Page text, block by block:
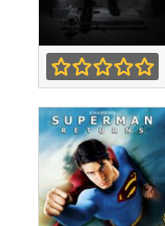
House of Cards -
Saison 1